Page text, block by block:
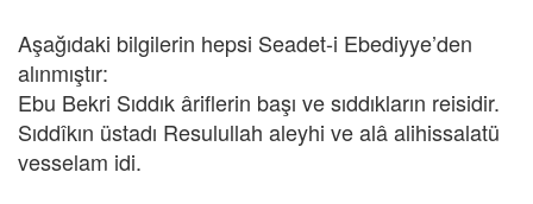
Aşağıdaki bilgilerin hepsi Seadet-i Ebediyye’den
alınmıştır:
Ebu Bekri Sıddık âriflerin başı ve sıddıkların reisidir.
Sıddîkın üstadı Resulullah aleyhi ve alâ alihissalatü
vesselam idi.